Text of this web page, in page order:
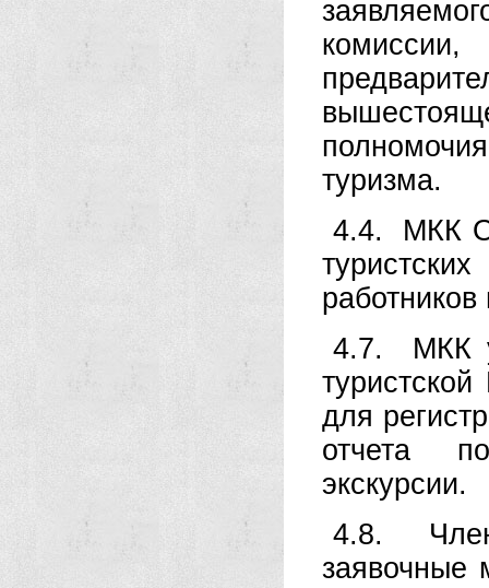
туризма.
4.4. МКК
4.7. МКК
для
отчета
экскурсии.
4.8.
заявочные